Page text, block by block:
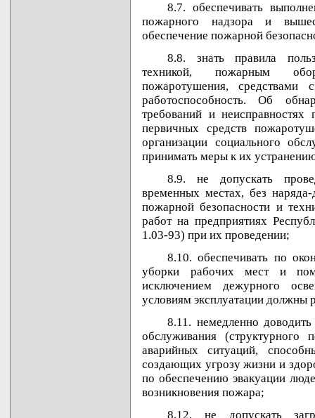
8.7. обеспечивать
пожарного надзора и
обеспечение пожарной
8.8. знать правила
техникой, пожарным
пожаротушения, средствами
работоспособность. Об
требований и
первичных средств
организации социального
принимать меры к их
8.9. не допускать
временных местах, без
пожарной безопасности и
работ на предприятиях
1.03-93) при их проведении;
8.10. обеспечивать по
уборки рабочих мест и
исключением дежурного
условиям эксплуатации должны
8.11. немедленно
обслуживания (структурного
аварийных ситуаций,
создающих угрозу жизни и
по обеспечению эвакуации
возникновения пожара;
8.12. не допускать